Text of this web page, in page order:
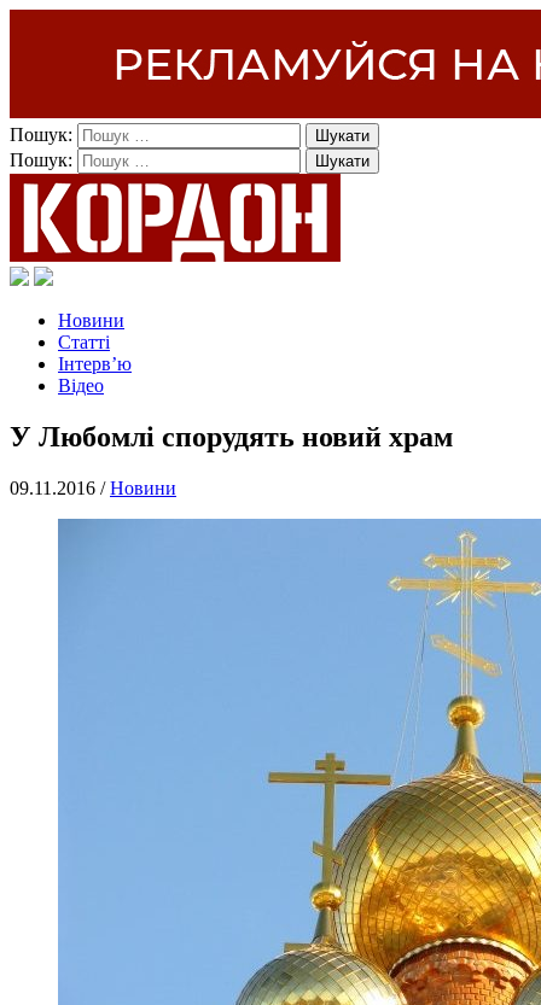
Пошук:
Пошук:
Новини
Статті
Інтерв’ю
Відео
У Любомлі спорудять новий храм
09.11.2016 /Новини